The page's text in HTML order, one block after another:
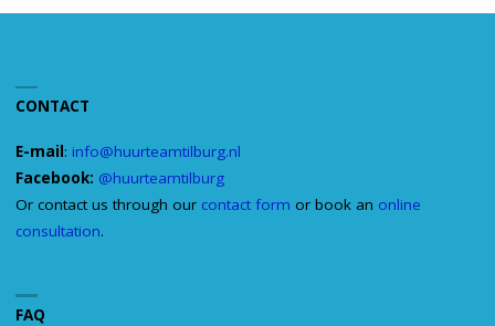
CONTACT
E-mail: info@huurteamtilburg.nl
Facebook: @huurteamtilburg
Or contact us through our contact form or book an online
consultation.
FAQ